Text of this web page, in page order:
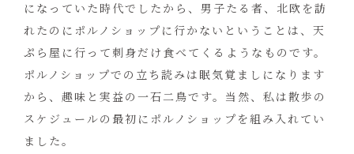
になっていた時代でしたから、男子たる者、北欧を訪
れたのにポルノショップに行かないということは、天
ぷら屋に行って刺身だけ食べてくるようなものです。
ポルノショップでの立ち読みは眠気覚ましになります
から、趣味と実益の一石二鳥です。当然、私は散歩の
スケジュールの最初にポルノショップを組み入れてい
ました。